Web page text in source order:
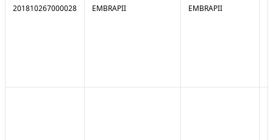
201810267000028 EMBRAPII EMBRAPII